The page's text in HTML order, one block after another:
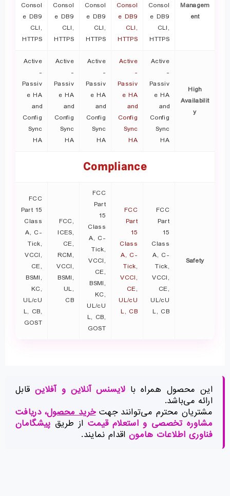
Managem
ent
Consol
e DB9
CLI,
HTTPS
Consol
e DB9
CLI,
HTTPS
Consol
e DB9
CLI,
HTTPS
Consol
e DB9
CLI,
HTTPS
Consol
e DB9
CLI,
HTTPS
High
Availabilit
y
Active
-
Passiv
e HA
and
Config
Sync
HA
Active
-
Passiv
e HA
and
Config
Sync
HA
Active
-
Passiv
e HA
and
Config
Sync
HA
Active
-
Passiv
e HA
and
Config
Sync
HA
Active
-
Passiv
e HA
and
Config
Sync
HA
Compliance
Safety
FCC
Part
15
Class
A, C-
Tick,
VCCI,
CE,
UL/cU
L, CB
FCC
Part
15
Class
A, C-
Tick,
VCCI,
CE,
UL/cU
L, CB
FCC
Part
15
Class
A, C-
Tick,
VCCI,
CE,
BSMI,
KC,
UL/cU
L, CB,
GOST
FCC,
ICES,
CE,
RCM,
VCCI,
BSMI,
UL,
CB
FCC
Part 15
Class
A, C-
Tick,
VCCI,
CE,
BSMI,
KC,
UL/cU
L, CB,
GOST
این محصول همراه بالایسنس آنلاین و آفلاینقابل
ارائه می‌باشد.
مشتریان محترم می‌توانند جهتخرید محصول، دریافت
مشاوره تخصصی و استعلام قیمت از طریق پیشگامان
فناوری اطلاعات هامون اقدام نمایند.